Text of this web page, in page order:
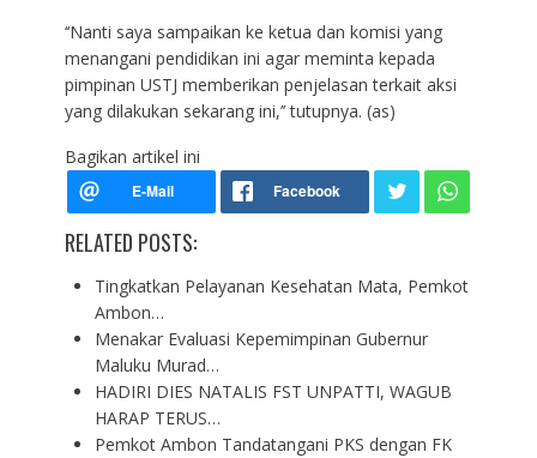
‘‘Nanti saya sampaikan ke ketua dan komisi yang
menangani pendidikan ini agar meminta kepada
pimpinan USTJ memberikan penjelasan terkait aksi
yang dilakukan sekarang ini,’’ tutupnya. (as)
Bagikan artikel ini
RELATED POSTS:
Tingkatkan Pelayanan Kesehatan Mata, Pemkot
Ambon…
Menakar Evaluasi Kepemimpinan Gubernur
Maluku Murad…
HADIRI DIES NATALIS FST UNPATTI, WAGUB
HARAP TERUS…
Pemkot Ambon Tandatangani PKS dengan FK